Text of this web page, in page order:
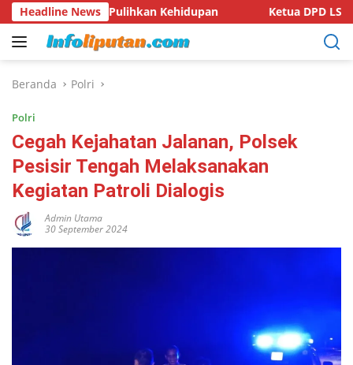
Langsung
ke
konten
Headline News
Pulihkan Kehidupan Ketua DPD LSM KPK RI
Beranda Polri
Polri
Cegah Kejahatan Jalanan, Polsek
Pesisir Tengah Melaksanakan
Kegiatan Patroli Dialogis
Admin Utama
30 September 2024